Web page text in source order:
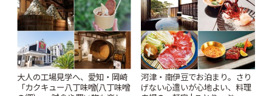
大人の工場見学へ、愛知・岡崎
「カクキュー八丁味噌(八丁味噌
河津・南伊豆でお泊まり。さり
げない心遣いが心地よい、料理